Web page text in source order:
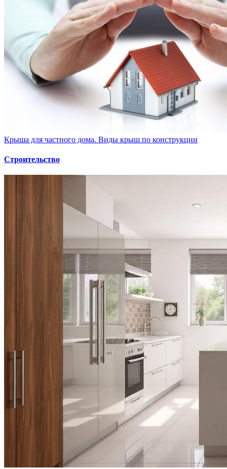
Крыша для частного дома. Виды крыш по конструкции
Строительство